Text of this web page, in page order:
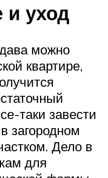
и уход
можно
квартире,
таки завести
загородном
Дело в
для